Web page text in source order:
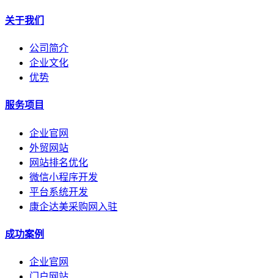
关于我们
公司简介
企业文化
优势
服务项目
企业官网
外贸网站
网站排名优化
微信小程序开发
平台系统开发
康企达美采购网入驻
成功案例
企业官网